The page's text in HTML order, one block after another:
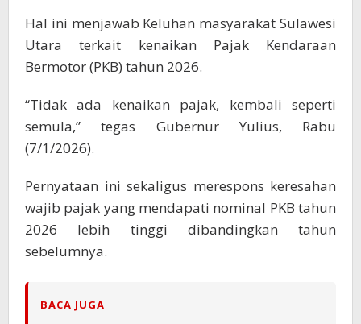
Hal ini menjawab Keluhan masyarakat Sulawesi
Utara terkait kenaikan Pajak Kendaraan
Bermotor (PKB) tahun 2026.
“Tidak ada kenaikan pajak, kembali seperti
semula,” tegas Gubernur Yulius, Rabu
(7/1/2026).
Pernyataan ini sekaligus merespons keresahan
wajib pajak yang mendapati nominal PKB tahun
2026 lebih tinggi dibandingkan tahun
sebelumnya.
BACA JUGA